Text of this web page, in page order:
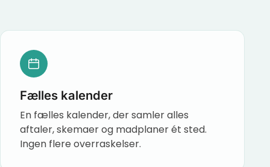
Fælles kalender
En fælles kalender, der samler alles
aftaler, skemaer og madplaner ét sted.
Ingen flere overraskelser.